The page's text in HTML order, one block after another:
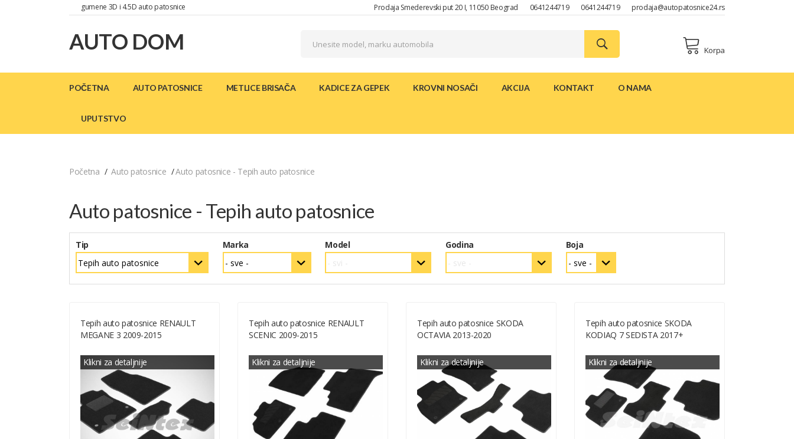
gumene 3D i 4.5D auto patosnice Prodaja Smederevski put 20 I, 11050 Beograd 0641244719 0641244719 prodaja@autopatosnice24.rs
AUTO DOM Korpa
POČETNA AUTO PATOSNICE METLICE BRISAČA KADICE ZA GEPEK KROVNI NOSAČI AKCIJA KONTAKT O NAMA
UPUTSTVO
Početna Auto patosnice Auto patosnice - Tepih auto patosnice
Auto patosnice - Tepih auto patosnice
Tip Marka Model Godina Boja
Tepih auto patosnice RENAULT
MEGANE 3 2009-2015
Klikni za detaljnije
Tepih auto patosnice RENAULT
SCENIC 2009-2015
Klikni za detaljnije
Tepih auto patosnice SKODA
OCTAVIA 2013-2020
Klikni za detaljnije
Tepih auto patosnice SKODA
KODIAQ 7 SEDISTA 2017+
Klikni za detaljnije